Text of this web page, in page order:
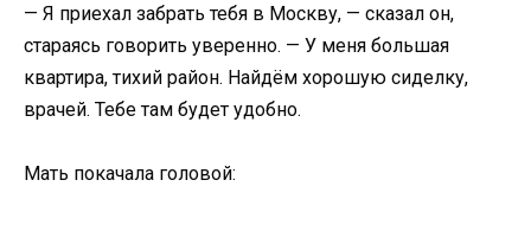
— Я приехал забрать тебя в Москву, — сказал он,
стараясь говорить уверенно. — У меня большая
квартира, тихий район. Найдём хорошую сиделку,
врачей. Тебе там будет удобно.
Мать покачала головой: